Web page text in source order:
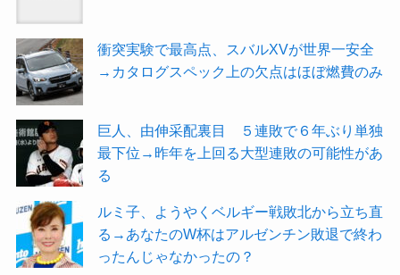
衝突実験で最高点、スバルXVが世界一安全
→カタログスペック上の欠点はほぼ燃費のみ
巨人、由伸采配裏目 ５連敗で６年ぶり単独
最下位→昨年を上回る大型連敗の可能性があ
る
ルミ子、ようやくベルギー戦敗北から立ち直
る→あなたのW杯はアルゼンチン敗退で終わ
ったんじゃなかったの？